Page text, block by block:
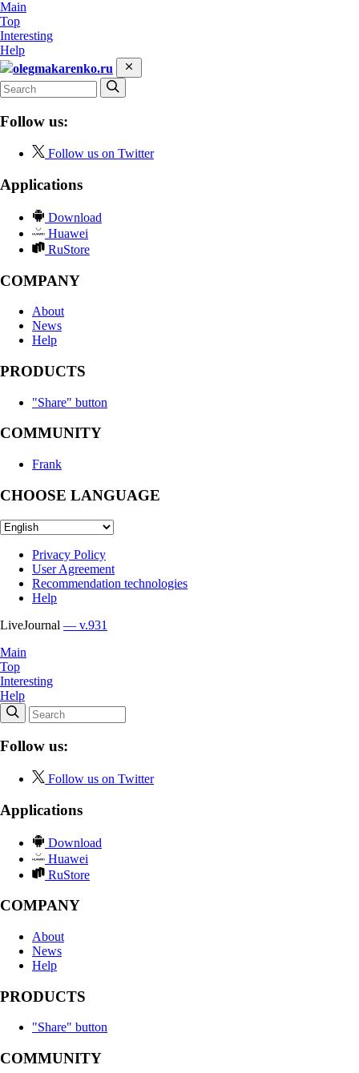
Main
Top
Interesting
Help
olegmakarenko.ru
Follow us:
Follow us on Twitter
Applications
Download
Huawei
RuStore
COMPANY
About
News
Help
PRODUCTS
"Share" button
COMMUNITY
Frank
CHOOSE LANGUAGE
Privacy Policy
User Agreement
Recommendation technologies
Help
LiveJournal — v.931
Main
Top
Interesting
Help
Follow us:
Follow us on Twitter
Applications
Download
Huawei
RuStore
COMPANY
About
News
Help
PRODUCTS
"Share" button
COMMUNITY